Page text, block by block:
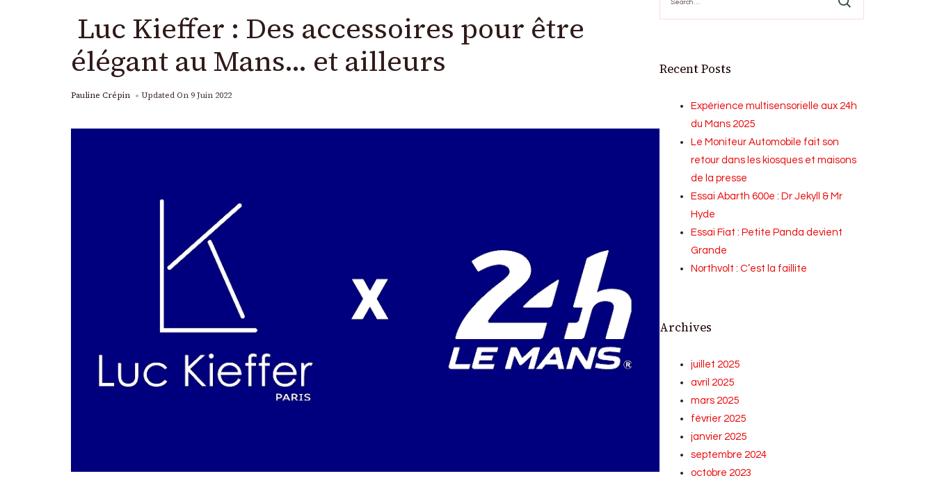
Luc Kieffer : Des accessoires pour être
élégant au Mans… et ailleurs
Pauline Crépin Updated On9 Juin 2022
Recent Posts
Expérience multisensorielle aux 24h
du Mans 2025
Le Moniteur Automobile fait son
retour dans les kiosques et maisons
de la presse
Essai Abarth 600e : Dr Jekyll & Mr
Hyde
Essai Fiat : Petite Panda devient
Grande
Northvolt : C’est la faillite
Archives
juillet 2025
avril 2025
mars 2025
février 2025
janvier 2025
septembre 2024
octobre 2023